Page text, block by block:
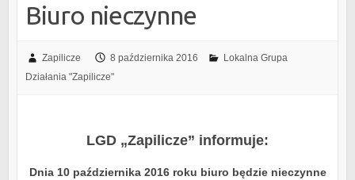
Biuro nieczynne
Zapilicze 8 października 2016
Lokalna Grupa
Działania "Zapilicze"
LGD „Zapilicze” informuje:
Dnia 10 października 2016 roku biuro będzie nieczynne